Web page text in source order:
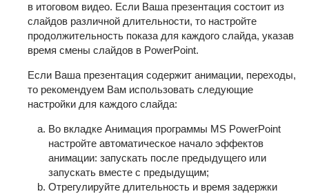
в итоговом видео. Если Ваша презентация состоит из
слайдов различной длительности, то настройте
продолжительность показа для каждого слайда, указав
время смены слайдов в PowerPoint.
Если Ваша презентация содержит анимации, переходы,
то рекомендуем Вам использовать следующие
настройки для каждого слайда:
Во вкладке Анимация программы MS PowerPoint
настройте автоматическое начало эффектов
анимации: запускать после предыдущего или
запускать вместе с предыдущим;
Отрегулируйте длительность и время задержки